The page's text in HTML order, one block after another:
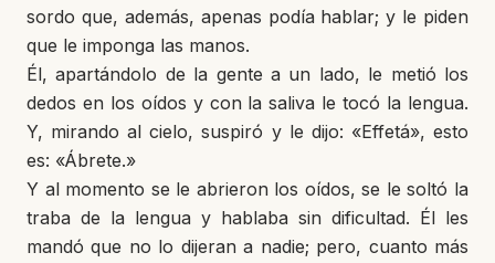
sordo que, además, apenas podía hablar; y le piden
que le imponga las manos.
Él, apartándolo de la gente a un lado, le metió los
dedos en los oídos y con la saliva le tocó la lengua.
Y, mirando al cielo, suspiró y le dijo: «Effetá», esto
es: «Ábrete.»
Y al momento se le abrieron los oídos, se le soltó la
traba de la lengua y hablaba sin dificultad. Él les
mandó que no lo dijeran a nadie; pero, cuanto más